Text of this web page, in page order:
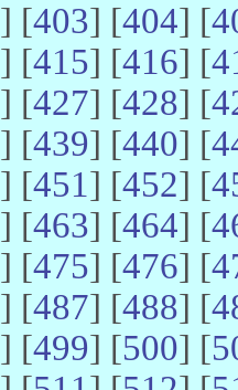
] [403] [404] [
] [415] [416] [
] [427] [428] [
] [439] [440] [
] [451] [452] [
] [463] [464] [
] [475] [476] [
] [487] [488] [
] [499] [500] [